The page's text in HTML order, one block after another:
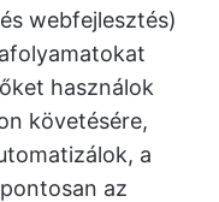
webfejlesztés)
használok
követésére,
a
az